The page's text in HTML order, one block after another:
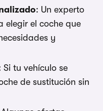
: Un experto
elegir el coche que
y
Si tu vehículo se
de sustitución sin